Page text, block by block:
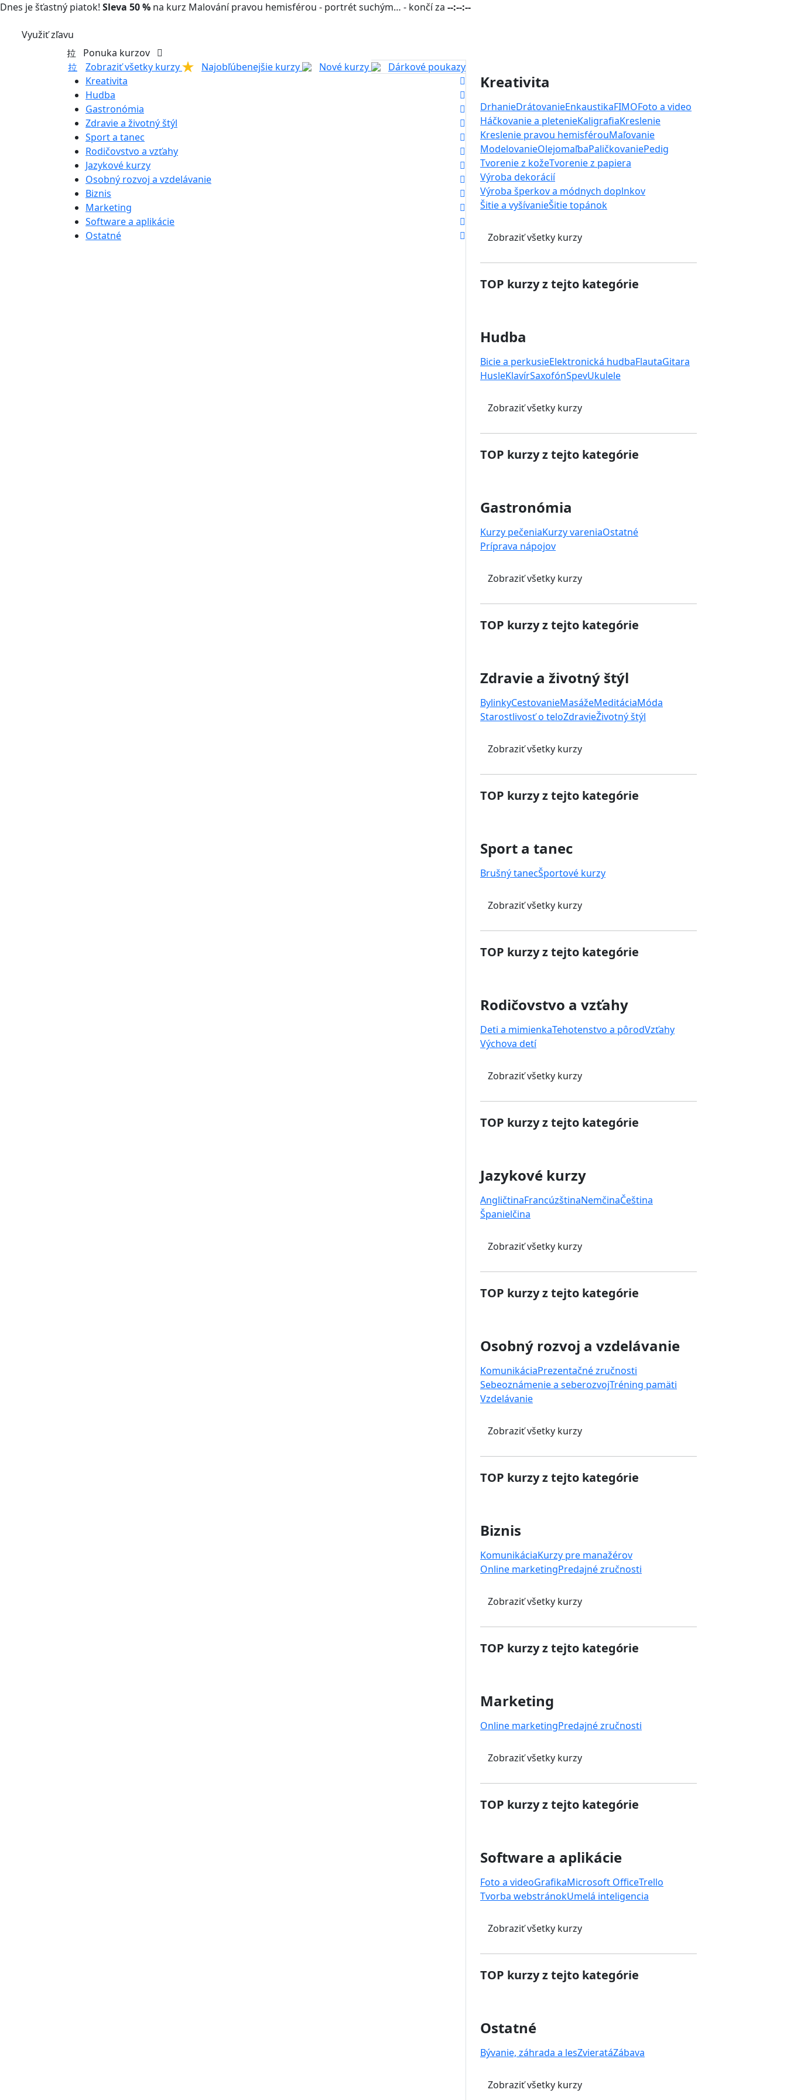
Dnes je šťastný piatok! Sleva 50 % na kurz Malování pravou hemisférou - portrét suchým… - končí za --:--:--
Využiť zľavu
Ponuka kurzov
Zobraziť všetky kurzy
Najobľúbenejšie kurzy Nové kurzy
Dárkové poukazy
Kreativita
Hudba
Gastronómia
Zdravie a životný štýl
Sport a tanec
Rodičovstvo a vzťahy
Jazykové kurzy
Osobný rozvoj a vzdelávanie
Biznis
Marketing
Software a aplikácie
Ostatné
Kreativita
DrhanieDrátovanieEnkaustikaFIMOFoto a video
Háčkovanie a pletenieKaligrafiaKreslenie
Kreslenie pravou hemisférouMaľovanie
ModelovanieOlejomaľbaPaličkovaniePedig
Tvorenie z kožeTvorenie z papiera
Výroba dekorácií
Výroba šperkov a módnych doplnkov
Šitie a vyšívanieŠitie topánok
Zobraziť všetky kurzy
TOP kurzy z tejto kategórie
Hudba
Bicie a perkusieElektronická hudbaFlautaGitara
HusleKlavírSaxofónSpevUkulele
Zobraziť všetky kurzy
TOP kurzy z tejto kategórie
Gastronómia
Kurzy pečeniaKurzy vareniaOstatné
Príprava nápojov
Zobraziť všetky kurzy
TOP kurzy z tejto kategórie
Zdravie a životný štýl
BylinkyCestovanieMasážeMeditáciaMóda
Starostlivosť o teloZdravieŽivotný štýl
Zobraziť všetky kurzy
TOP kurzy z tejto kategórie
Sport a tanec
Brušný tanecŠportové kurzy
Zobraziť všetky kurzy
TOP kurzy z tejto kategórie
Rodičovstvo a vzťahy
Deti a mimienkaTehotenstvo a pôrodVzťahy
Výchova detí
Zobraziť všetky kurzy
TOP kurzy z tejto kategórie
Jazykové kurzy
AngličtinaFrancúzštinaNemčinaČeština
Španielčina
Zobraziť všetky kurzy
TOP kurzy z tejto kategórie
Osobný rozvoj a vzdelávanie
KomunikáciaPrezentačné zručnosti
Sebeoznámenie a seberozvojTréning pamäti
Vzdelávanie
Zobraziť všetky kurzy
TOP kurzy z tejto kategórie
Biznis
KomunikáciaKurzy pre manažérov
Online marketingPredajné zručnosti
Zobraziť všetky kurzy
TOP kurzy z tejto kategórie
Marketing
Online marketingPredajné zručnosti
Zobraziť všetky kurzy
TOP kurzy z tejto kategórie
Software a aplikácie
Foto a videoGrafikaMicrosoft OfficeTrello
Tvorba webstránokUmelá inteligencia
Zobraziť všetky kurzy
TOP kurzy z tejto kategórie
Ostatné
Bývanie, záhrada a lesZvieratáZábava
Zobraziť všetky kurzy